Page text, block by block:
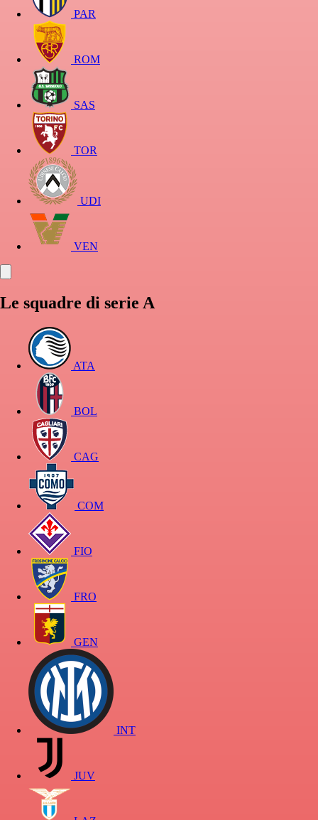
PAR
ROM
SAS
TOR
UDI
VEN
Le squadre di serie A
ATA
BOL
CAG
COM
FIO
FRO
GEN
INT
JUV